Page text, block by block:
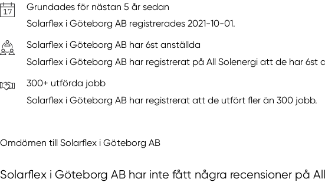
Grundades för nästan 5 år sedan
Solarflex i Göteborg AB registrerades 2021-10-01.
Solarflex i Göteborg AB har 6st anställda
Solarflex i Göteborg AB har registrerat på All Solenergi att de har 6st
300+ utförda jobb
Solarflex i Göteborg AB har registrerat att de utfört fler än 300 jobb.
Omdömen till Solarflex i Göteborg AB
Solarflex i Göteborg AB har inte fått några recensioner på